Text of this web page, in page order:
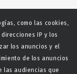
del Centro
como las cookies,
IP y los
los anuncios y el
de los anuncios
las audiencias que